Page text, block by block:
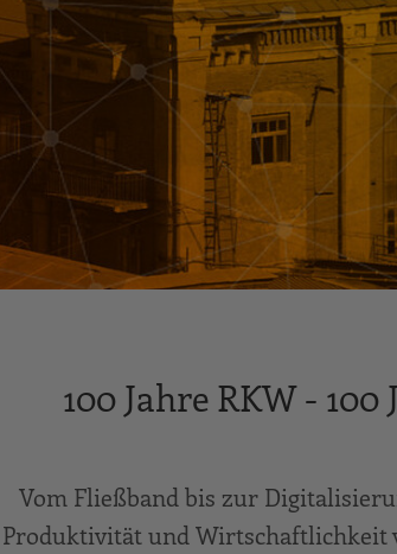
100 Jahre RKW -
Vom Fließband bis zur
Produktivität und